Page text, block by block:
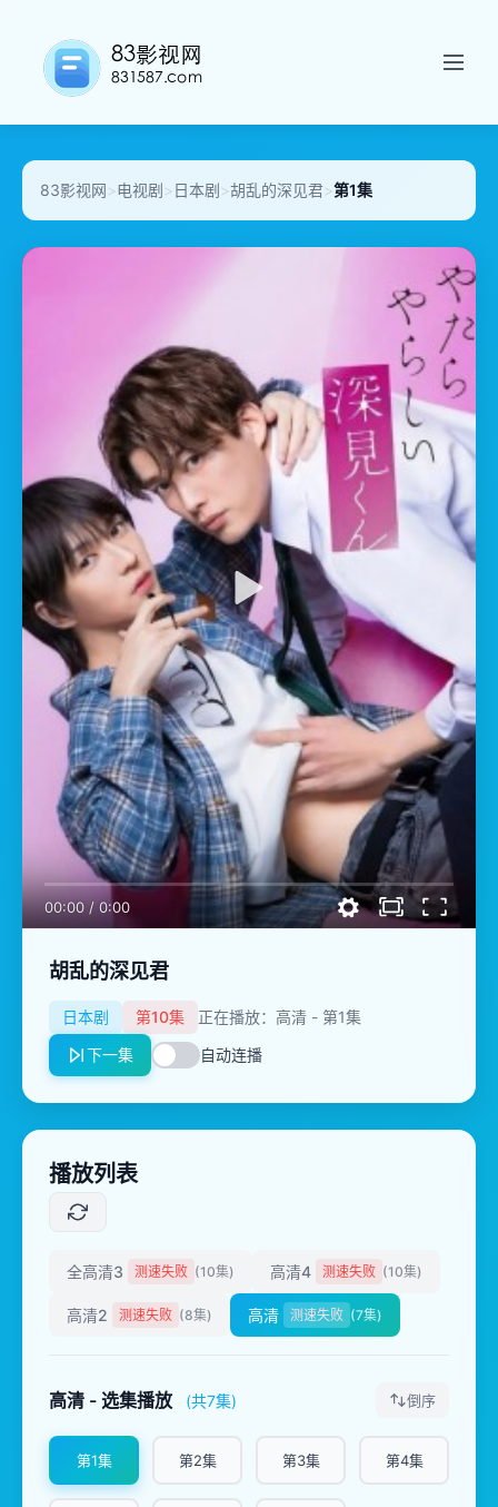
83影视网>电视剧> 日本剧>胡乱的深见君>第1集
00:00 / 0:00
胡乱的深见君
日本剧 第10集
正在播放：高清 - 第1集
下一集
自动连播
播放列表
全高清3 测速失败 (10集) 高清4 测速失败 (10集)
高清2 测速失败 (8集) 高清 测速失败 (7集)
高清 - 选集播放 (共7集) 倒序
第1集 第2集 第3集 第4集